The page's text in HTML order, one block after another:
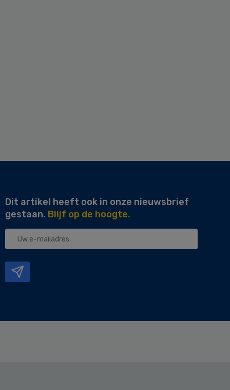
Dit artikel heeft ook in onze nieuwsbrief
gestaan. Blijf op de hoogte.
Uw